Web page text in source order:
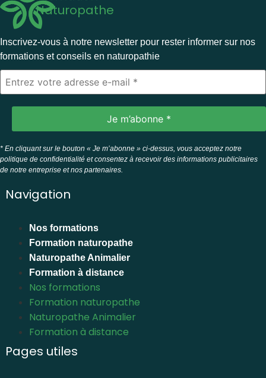
Naturopathe
Inscrivez-vous à notre newsletter pour rester informer sur nos
formations et conseils en naturopathie
* En cliquant sur le bouton « Je m’abonne » ci-dessus, vous acceptez notre
politique de confidentialité et consentez à recevoir des informations publicitaires
de notre entreprise et nos partenaires.
Navigation
Nos formations
Formation naturopathe
Naturopathe Animalier
Formation à distance
Nos formations
Formation naturopathe
Naturopathe Animalier
Formation à distance
Pages utiles